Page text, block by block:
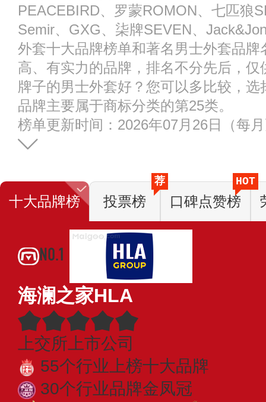
PEACEBIRD、罗蒙ROMON、七匹狼
Semir、GXG、柒牌SEVEN、
外套十大品牌榜单和著名男士外套品
高、有实力的品牌，排名不分先后，
牌子的男士外套好？您可以多比较，
品牌主要属于商标分类的第25类。
榜单更新时间：2026年07月26日（每
十大品牌榜 投票榜
荐
口碑点赞榜
HOT
NO.1
海澜之家HLA
上交所上市公司
55个行业上榜十大品牌
30个行业品牌金凤冠